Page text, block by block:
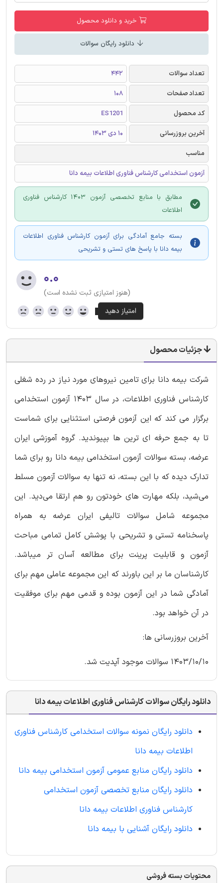
خرید و دانلود محصول
دانلود رایگان سوالات
تعداد سوالات
442
تعداد صفحات
108
کد محصول
ES1201
آخرین بروزرسانی
10 دی 1403
مناسب
آزمون استخدامی کارشناس فناوری اطلاعات بیمه دانا
مطابق با منابع تخصصی آزمون 1403 کارشناس فناوری
اطلاعات
بسته جامع آمادگی برای آزمون کارشناس فناوری اطلاعات
بیمه دانا با پاسخ های تستی و تشریحی
۰.۰
(هنوز امتیازی ثبت نشده است)
جزئیات محصول
شرکت بیمه دانا برای تامین نیروهای مورد نیاز در رده شغلی
کارشناس فناوری اطلاعات، در سال 1403 آزمون استخدامی
برگزار می کند که این آزمون فرصتی استثنایی برای شماست
تا به جمع حرفه ای ترین‌ ها بپیوندید. گروه آموزشی ایران
عرضه، بسته سوالات آزمون استخدامی بیمه دانا رو برای شما
تدارک دیده که با این بسته، نه تنها به سوالات آزمون مسلط
می‌شید، بلکه مهارت‌ های خودتون رو هم ارتقا می‌دید. این
مجموعه شامل سوالات تالیفی ایران عرضه به همراه
پاسخنامه تستی و تشریحی با پوشش کامل تمامی مباحث
آزمون و قابلیت پرینت برای مطالعه آسان تر میباشد.
کارشناسان ما بر این باورند که این مجموعه عاملی مهم برای
آمادگی شما در این آزمون بوده و قدمی مهم برای موفقیت
در آن خواهد بود.
آخرین بروزرسانی ها:
1403/10/10 سوالات موجود آپدیت شد.
دانلود رایگان سوالات کارشناس فناوری اطلاعات بیمه دانا
دانلود رایگان نمونه سوالات استخدامی کارشناس فناوری
اطلاعات بیمه دانا
دانلود رایگان منابع عمومی آزمون استخدامی بیمه دانا
دانلود رایگان منابع تخصصی آزمون استخدامی
کارشناس فناوری اطلاعات بیمه دانا
دانلود رایگان آشنایی با بیمه دانا
محتویات بسته فروشی